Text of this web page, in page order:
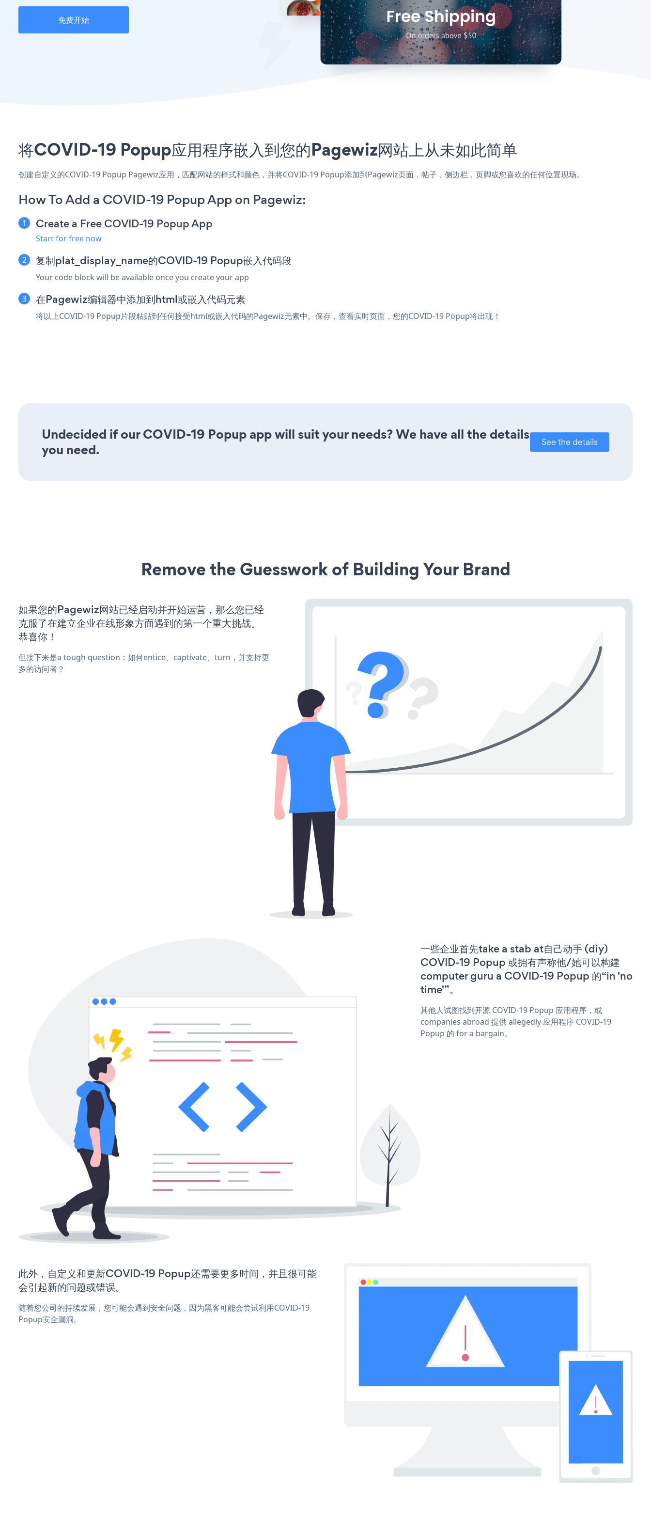
免费开始
将COVID-19 Popup应用程序嵌入到您的Pagewiz网站上从未如此简单
创建自定义的COVID-19 Popup Pagewiz应用，匹配网站的样式和颜色，并将COVID-19 Popup添加到Pagewiz页面，帖子，侧边栏，页脚或您喜欢的任何位置现场。
How To Add a COVID-19 Popup App on Pagewiz:
Create a Free COVID-19 Popup App
Start for free now
复制plat_display_name的COVID-19 Popup嵌入代码段
Your code block will be available once you create your app
在Pagewiz编辑器中添加到html或嵌入代码元素
将以上COVID-19 Popup片段粘贴到任何接受html或嵌入代码的Pagewiz元素中。保存，查看实时页面，您的COVID-19 Popup将出现！
Undecided if our COVID-19 Popup app will suit your needs? We have all the details
you need.
See the details
Remove the Guesswork of Building Your Brand
如果您的Pagewiz网站已经启动并开始运营，那么您已经
克服了在建立企业在线形象方面遇到的第一个重大挑战。
恭喜你！
但接下来是a tough question：如何entice、captivate、turn，并支持更
多的访问者？
一些企业首先take a stab at自己动手 (diy)
COVID-19 Popup 或拥有声称他/她可以构建
computer guru a COVID-19 Popup 的“in 'no
time'”。
其他人试图找到开源 COVID-19 Popup 应用程序，或
companies abroad 提供 allegedly 应用程序 COVID-19
Popup 的 for a bargain。
此外，自定义和更新COVID-19 Popup还需要更多时间，并且很可能
会引起新的问题或错误。
随着您公司的持续发展，您可能会遇到安全问题，因为黑客可能会尝试利用COVID-19
Popup安全漏洞。